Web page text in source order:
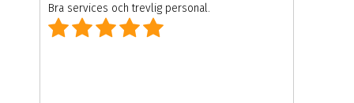
Bra services och trevlig personal.